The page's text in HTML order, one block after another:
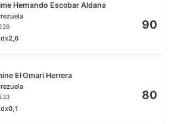
Hernando Escobar Aldana
2,6
90
El Omari Herrera
0,1
80